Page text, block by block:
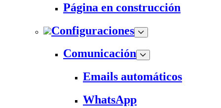
Página en construcción
Configuraciones
Comunicación
Emails automáticos
WhatsApp